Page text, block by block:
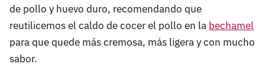
de pollo y huevo duro, recomendando que
reutilicemos el caldo de cocer el pollo en la bechamel
para que quede más cremosa, más ligera y con mucho
sabor.